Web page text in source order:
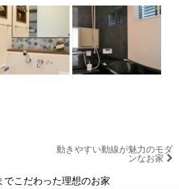
動きやすい動線が魅力のモダ
ンなお家
でこだわった理想のお家